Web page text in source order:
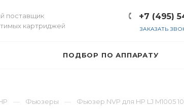
поставщик
картриджей
+7 (495)
ЗАКАЗАТЬ
ПОДБОР ПО АППАРАТУ
Фьюзеры Фьюзер NVP для HP LJ M1005